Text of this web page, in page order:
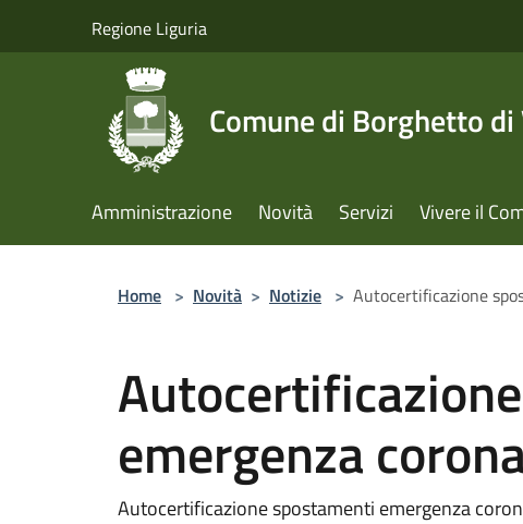
Regione Liguria
Comune di Borghetto di
Amministrazione Novità Servizi Vivere il
Home > Novità > Notizie > Autocertificazione
emergenza
Autocertificazione spostamenti emergenza